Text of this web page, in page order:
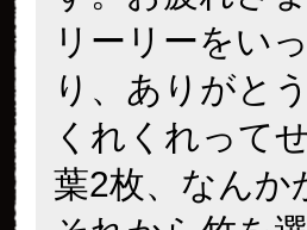
うに元気で長
悪天候の中、
パンダで